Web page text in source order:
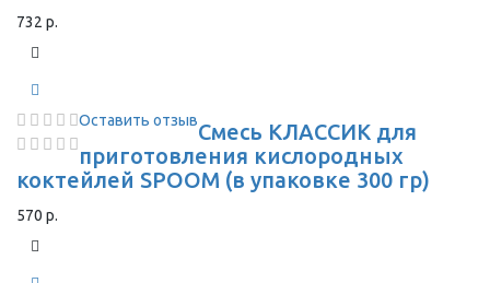
732 р.
Оставить отзывСмесь КЛАССИК для
приготовления кислородных
коктейлей SPOOM (в упаковке 300 гр)
570 р.